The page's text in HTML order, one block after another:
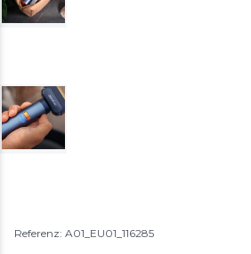
Referenz: A01_EU01_116285